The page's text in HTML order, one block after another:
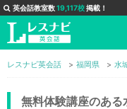
英会話教室数19,117校掲載！
レスナビ英会話 福岡県 水
無料体験講座のあ